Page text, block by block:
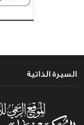
السيرة الذاتية